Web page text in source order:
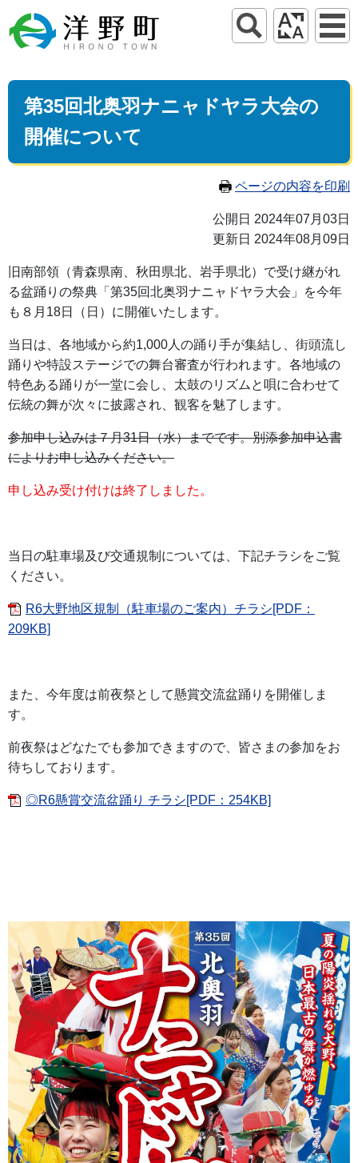
第35回北奥羽ナニャドヤラ大会の
開催について
ページの内容を印刷
公開日 2024年07月03日
更新日 2024年08月09日
旧南部領（青森県南、秋田県北、岩手県北）で受け継がれ
る盆踊りの祭典「第35回北奥羽ナニャドヤラ大会」を今年
も８月18日（日）に開催いたします。
当日は、各地域から約1,000人の踊り手が集結し、街頭流し
踊りや特設ステージでの舞台審査が行われます。各地域の
特色ある踊りが一堂に会し、太鼓のリズムと唄に合わせて
伝統の舞が次々に披露され、観客を魅了します。
参加申し込みは７月31日（水）までです。別添参加申込書
によりお申し込みください。
申し込み受け付けは終了しました。
当日の駐車場及び交通規制については、下記チラシをご覧
ください。
R6大野地区規制（駐車場のご案内）チラシ[PDF：
209KB]
また、今年度は前夜祭として懸賞交流盆踊りを開催しま
す。
前夜祭はどなたでも参加できますので、皆さまの参加をお
待ちしております。
◎R6懸賞交流盆踊り チラシ[PDF：254KB]